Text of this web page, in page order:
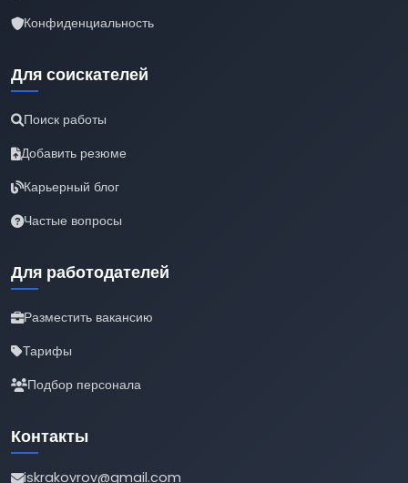
Конфиденциальность
Для соискателей
Поиск работы
Добавить резюме
Карьерный блог
Частые вопросы
Для работодателей
Разместить вакансию
Тарифы
Подбор персонала
Контакты
iskrakovrov@gmail.com